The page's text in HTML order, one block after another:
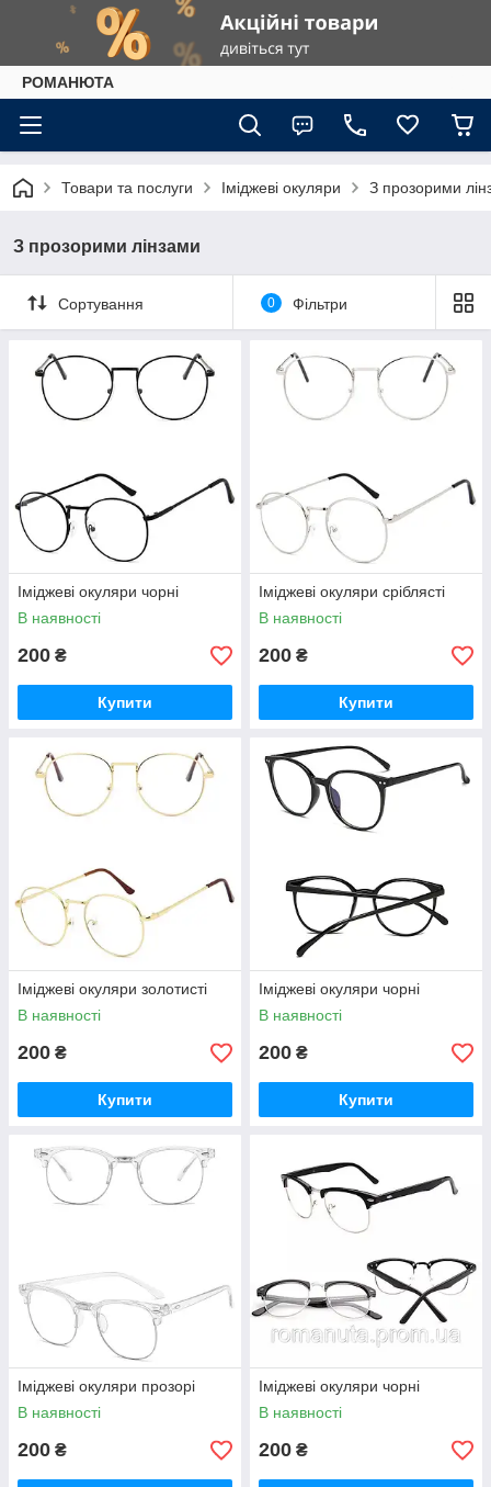
РОМАНЮТА
Товари та послуги Іміджеві окуляри З прозорими
З прозорими лінзами
Сортування 0 Фільтри
Іміджеві окуляри чорні
В наявності
200 ₴
Купити
Іміджеві окуляри сріблясті
В наявності
200 ₴
Купити
Іміджеві окуляри золотисті
В наявності
200 ₴
Купити
Іміджеві окуляри чорні
В наявності
200 ₴
Купити
Іміджеві окуляри прозорі
В наявності
200 ₴
Іміджеві окуляри чорні
В наявності
200 ₴